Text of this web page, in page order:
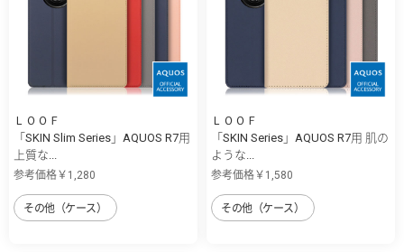
ＬＯＯＦ
「SKIN Slim Series」AQUOS R7用
上質な...
参考価格￥1,280
その他（ケース）
ＬＯＯＦ
「SKIN Series」AQUOS R7用 肌の
ような...
参考価格￥1,580
その他（ケース）